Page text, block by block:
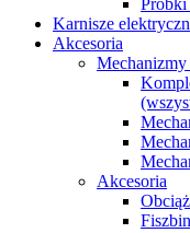
Karnisze
Akcesoria
Akcesoria